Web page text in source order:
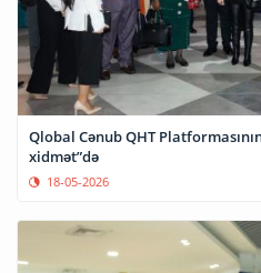
Qlobal Cənub QHT
xidmət”də
18-05-2026